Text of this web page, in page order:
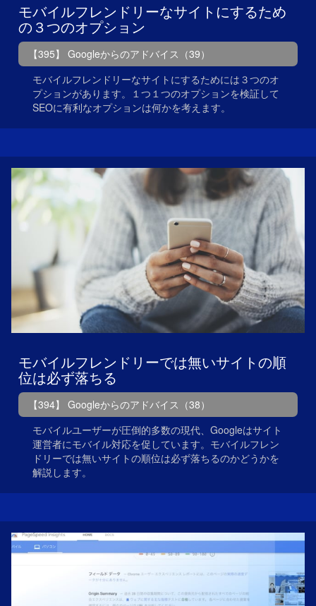
モバイルフレンドリーなサイトにするため
の３つのオプション
【395】 Googleからのアドバイス（39）
モバイルフレンドリーなサイトにするためには３つのオ
プションがあります。１つ１つのオプションを検証して
SEOに有利なオプションは何かを考えます。
モバイルフレンドリーでは無いサイトの順
位は必ず落ちる
【394】 Googleからのアドバイス（38）
モバイルユーザーが圧倒的多数の現代、Googleはサイト
運営者にモバイル対応を促しています。モバイルフレン
ドリーでは無いサイトの順位は必ず落ちるのかどうかを
解説します。